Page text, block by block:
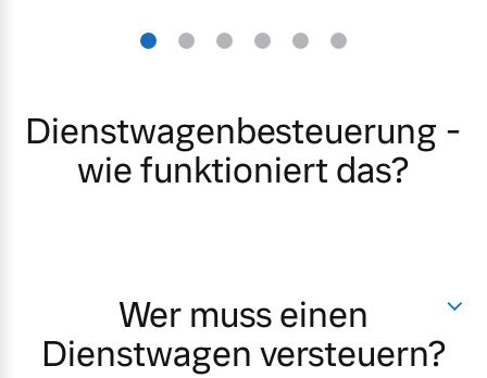
Slide 1Slide 2Slide 3Slide 4Slide 5Slide 6
Dienstwagenbesteuerung -
wie funktioniert das?
Wer muss einen
Dienstwagen versteuern?